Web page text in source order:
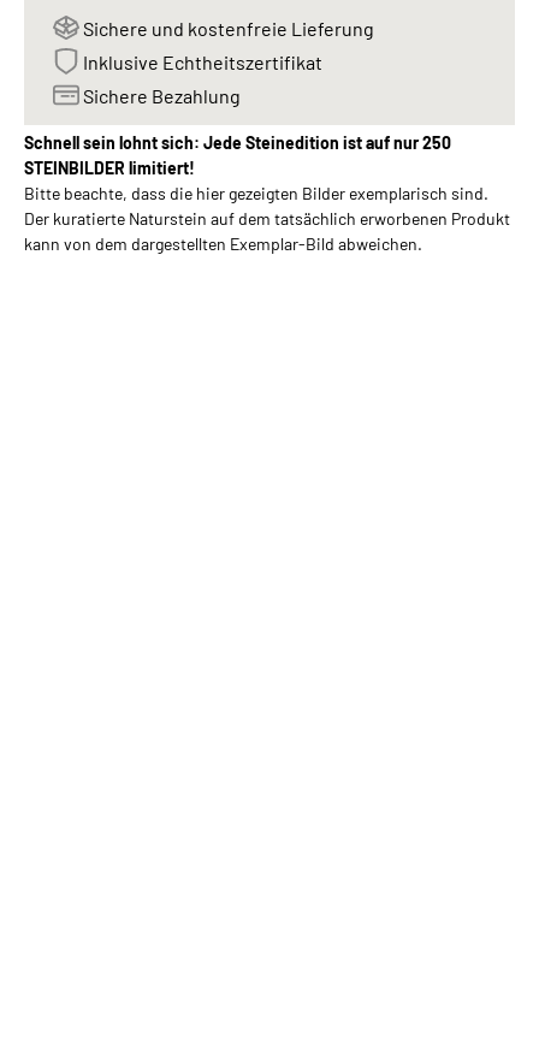
Sichere und kostenfreie Lieferung
Inklusive Echtheitszertifikat
Sichere Bezahlung
Schnell sein lohnt sich: Jede Steinedition ist auf nur 250
STEINBILDER limitiert!
Bitte beachte, dass die hier gezeigten Bilder exemplarisch sind.
Der kuratierte Naturstein auf dem tatsächlich erworbenen Produkt
kann von dem dargestellten Exemplar-Bild abweichen.